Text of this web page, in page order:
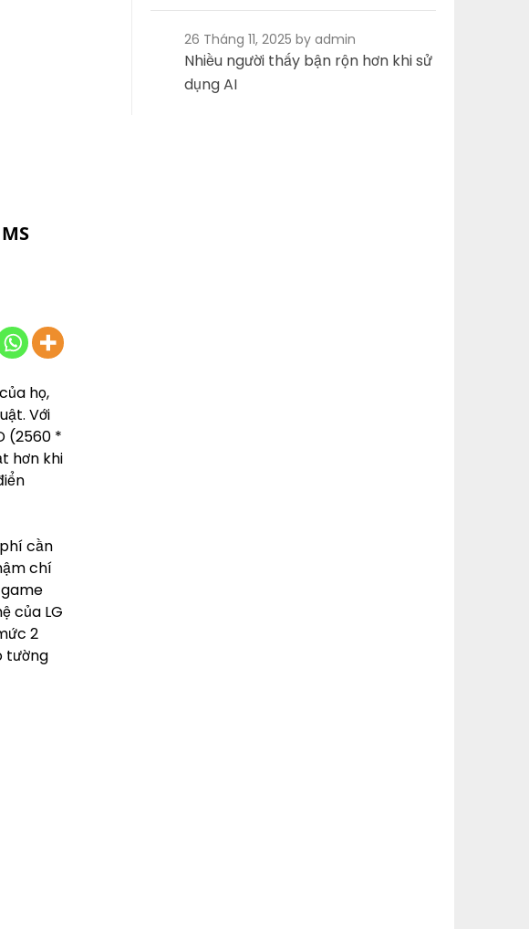
họ,
Với
(2560 *
hơn khi
cần
chí
của LG
2
tường
26 Tháng 11, 2025by admin
Nhiều người thấy bận rộn hơn khi sử
dụng AI